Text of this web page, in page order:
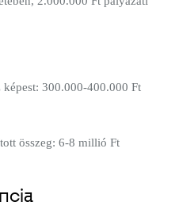
képest: 300.000-400.000 Ft
összeg: 6-8 millió Ft